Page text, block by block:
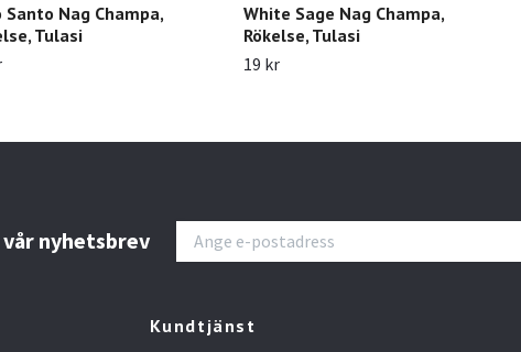
Santo Nag Champa,
Tulasi
White Sage Nag Champa,
Rökelse, Tulasi
19 kr
nyhetsbrev
Kundtjänst